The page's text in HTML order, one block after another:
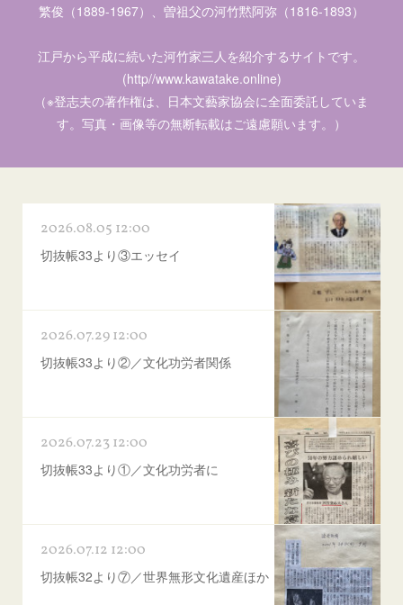
繁俊（1889-1967）、曽祖父の河竹黙阿弥（1816-1893）
江戸から平成に続いた河竹家三人を紹介するサイトです。
(http//www.kawatake.online)
（※登志夫の著作権は、日本文藝家協会に全面委託していま
す。写真・画像等の無断転載はご遠慮願います。）
2026.08.05 12:00
切抜帳33より③エッセイ
2026.07.29 12:00
切抜帳33より②／文化功労者関係
2026.07.23 12:00
切抜帳33より①／文化功労者に
2026.07.12 12:00
切抜帳32より⑦／世界無形文化遺産ほか